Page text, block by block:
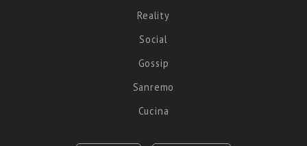
Reality
Social
Gossip
Sanremo
Cucina